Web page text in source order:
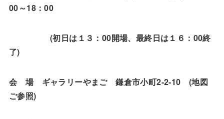
00～18：00
(初日は１３：00開場、最終日は１６：00終
了)
会 場 ギャラリーやまご 鎌倉市小町2-2-10 (地図
ご参照)